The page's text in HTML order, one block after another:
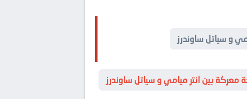
و سياتل ساوندرز
معركة بين انتر ميامي و سياتل ساوندرز